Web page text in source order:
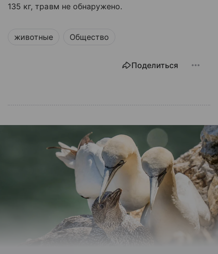
135 кг, травм не обнаружено.
животные Общество
Поделиться